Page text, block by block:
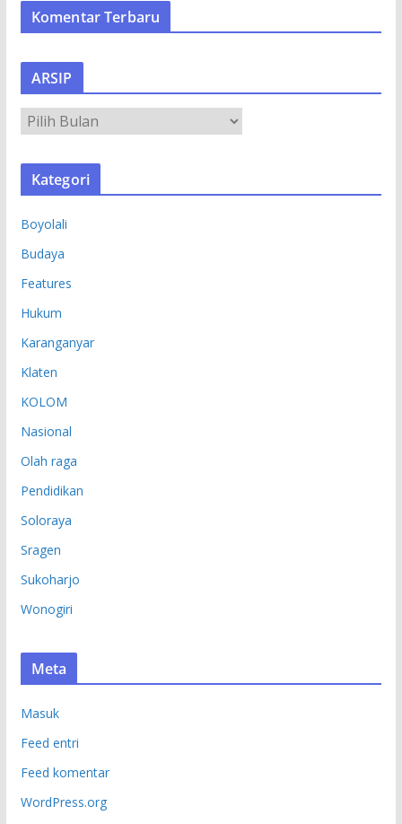
Komentar Terbaru
ARSIP
R
S
Kategori
Boyolali
Budaya
Features
Hukum
Karanganyar
Klaten
KOLOM
Nasional
Olah raga
Pendidikan
Soloraya
Sragen
Sukoharjo
Wonogiri
Meta
Masuk
Feed entri
Feed komentar
WordPress.org